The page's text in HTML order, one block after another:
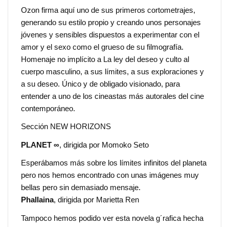
Ozon firma aquí uno de sus primeros cortometrajes,
generando su estilo propio y creando unos personajes
jóvenes y sensibles dispuestos a experimentar con el
amor y el sexo como el grueso de su filmografía.
Homenaje no implícito a La ley del deseo y culto al
cuerpo masculino, a sus límites, a sus exploraciones y
a su deseo. Único y de obligado visionado, para
entender a uno de los cineastas más autorales del cine
contemporáneo.
Sección NEW HORIZONS
PLANET ∞, dirigida por Momoko Seto
Esperábamos más sobre los límites infinitos del planeta
pero nos hemos encontrado con unas imágenes muy
bellas pero sin demasiado mensaje.
Phallaina, dirigida por Marietta Ren
Tampoco hemos podido ver esta novela g´rafica hecha